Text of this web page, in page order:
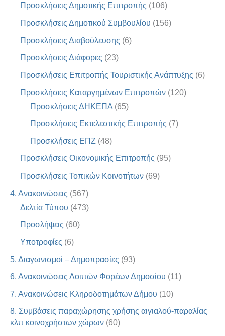
Προσκλήσεις Δημοτικής Επιτροπής (106)
Προσκλήσεις Δημοτικού Συμβουλίου (156)
Προσκλήσεις Διαβούλευσης (6)
Προσκλήσεις Διάφορες (23)
Προσκλήσεις Επιτροπής Τουριστικής Ανάπτυξης (6)
Προσκλήσεις Καταργημένων Επιτροπών (120)
Προσκλήσεις ΔΗΚΕΠΑ (65)
Προσκλήσεις Εκτελεστικής Επιτροπής (7)
Προσκλήσεις ΕΠΖ (48)
Προσκλήσεις Οικονομικής Επιτροπής (95)
Προσκλήσεις Τοπικών Κοινοτήτων (69)
4. Ανακοινώσεις (567)
Δελτία Τύπου (473)
Προσλήψεις (60)
Υποτροφίες (6)
5. Διαγωνισμοί – Δημοπρασίες (93)
6. Ανακοινώσεις Λοιπών Φορέων Δημοσίου (11)
7. Ανακοινώσεις Κληροδοτημάτων Δήμου (10)
8. Συμβάσεις παραχώρησης χρήσης αιγιαλού-παραλίας
κλπ κοινοχρήστων χώρων (60)